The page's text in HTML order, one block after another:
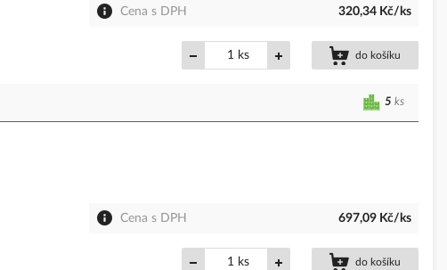
Cena s DPH 320,34 Kč/ks
ks do košíku
5 ks
Cena s DPH 697,09 Kč/ks
ks do košíku